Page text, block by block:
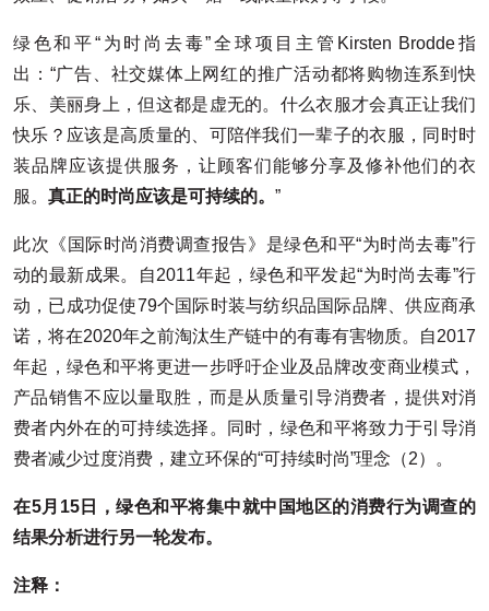
绿色和平“为时尚去毒”全球项目主管Kirsten Brodde指
出：“广告、社交媒体上网红的推广活动都将购物连系到快
乐、美丽身上，但这都是虚无的。什么衣服才会真正让我们
快乐？应该是高质量的、可陪伴我们一辈子的衣服，同时时
装品牌应该提供服务，让顾客们能够分享及修补他们的衣
服。 真正的时尚应该是可持续的。 ”
此次《国际时尚消费调查报告》是绿色和平“为时尚去毒”行
动的最新成果。自2011年起，绿色和平发起“为时尚去毒”行
动，已成功促使79个国际时装与纺织品国际品牌、供应商承
诺，将在2020年之前淘汰生产链中的有毒有害物质。自2017
年起，绿色和平将更进一步呼吁企业及品牌改变商业模式，
产品销售不应以量取胜，而是从质量引导消费者，提供对消
费者内外在的可持续选择。同时，绿色和平将致力于引导消
费者减少过度消费，建立环保的“可持续时尚”理念（2）。
在5月15日，绿色和平将集中就中国地区的消费行为调查的
结果分析进行另一轮发布。
注释：